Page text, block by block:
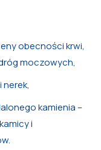
obecności krwi,
moczowych,
nerek,
kamienia –
i